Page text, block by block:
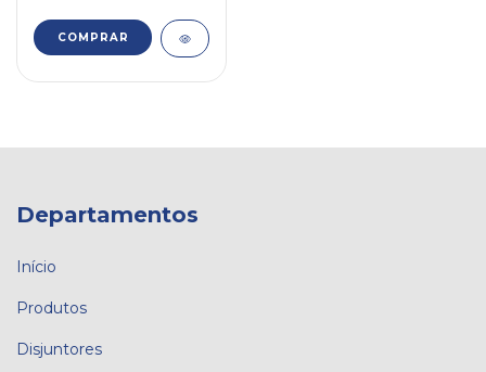
COMPRAR
Departamentos
Início
Produtos
Disjuntores